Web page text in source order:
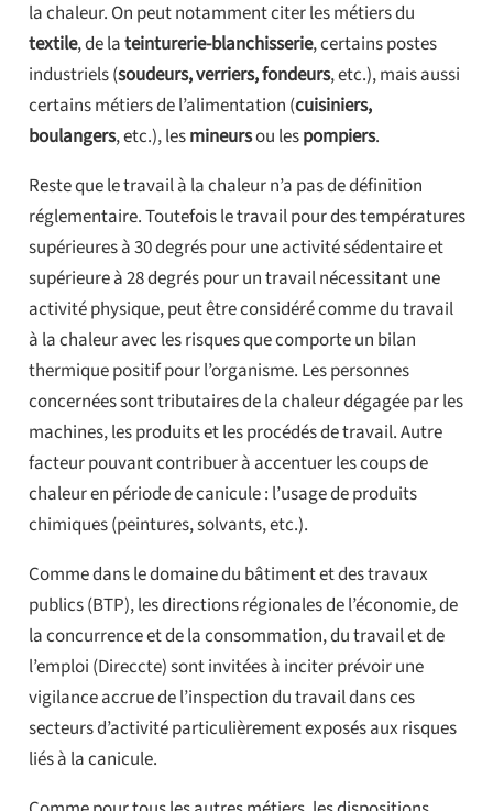
la chaleur. On peut notamment citer les métiers du
textile, de lateinturerie-blanchisserie, certains postes
industriels (soudeurs, verriers, fondeurs, etc.), mais aussi
certains métiers de l’alimentation (cuisiniers,
boulangers, etc.), lesmineursou lespompiers.
Reste que le travail à la chaleur n’a pas de définition
réglementaire. Toutefois le travail pour des températures
supérieures à 30 degrés pour une activité sédentaire et
supérieure à 28 degrés pour un travail nécessitant une
activité physique, peut être considéré comme du travail
à la chaleur avec les risques que comporte un bilan
thermique positif pour l’organisme. Les personnes
concernées sont tributaires de la chaleur dégagée par les
machines, les produits et les procédés de travail. Autre
facteur pouvant contribuer à accentuer les coups de
chaleur en période de canicule : l’usage de produits
chimiques (peintures, solvants, etc.).
Comme dans le domaine du bâtiment et des travaux
publics (BTP), les directions régionales de l’économie, de
la concurrence et de la consommation, du travail et de
l’emploi (Direccte) sont invitées à inciter prévoir une
vigilance accrue de l’inspection du travail dans ces
secteurs d’activité particulièrement exposés aux risques
liés à la canicule.